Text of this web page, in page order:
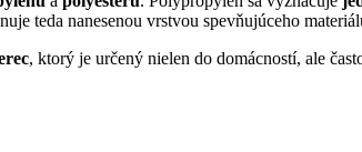
teda nanesenou vrstvou spevňujúceho
, ktorý je určený nielen do domácností, ale